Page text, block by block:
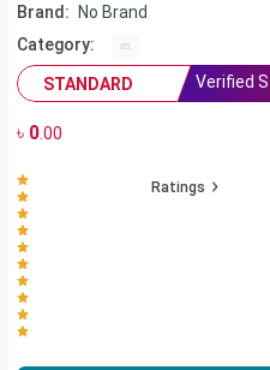
Brand:
No Brand
Category:
STANDARD
Verified
৳ 0.00
Ratings